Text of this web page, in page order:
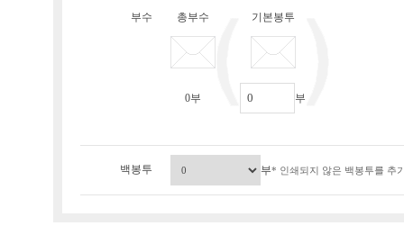
부수 총부수
0부
기본봉투
부
백봉투 부* 인쇄되지 않은 백봉투를 추